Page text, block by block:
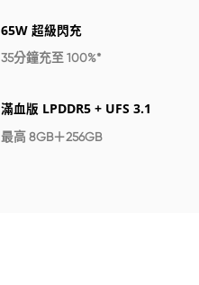
65W 超級閃充
35分鐘充至 100%*
滿血版 LPDDR5 + UFS 3.1
最高 8GB＋256GB